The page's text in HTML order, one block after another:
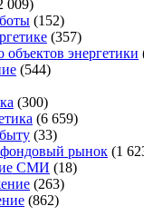
009)
(152)
(357)
объектов энергетики
(544)
(300)
(6 659)
(33)
рынок (1
СМИ (18)
(263)
(862)